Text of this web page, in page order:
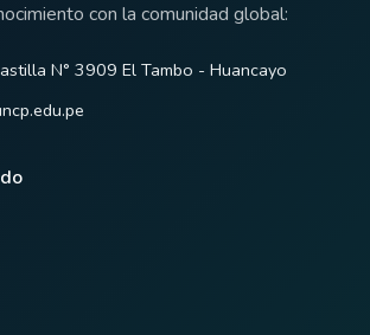
con la comunidad global:
N° 3909 El Tambo - Huancayo